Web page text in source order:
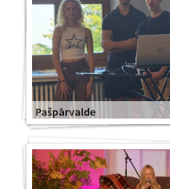
Pašpārvalde